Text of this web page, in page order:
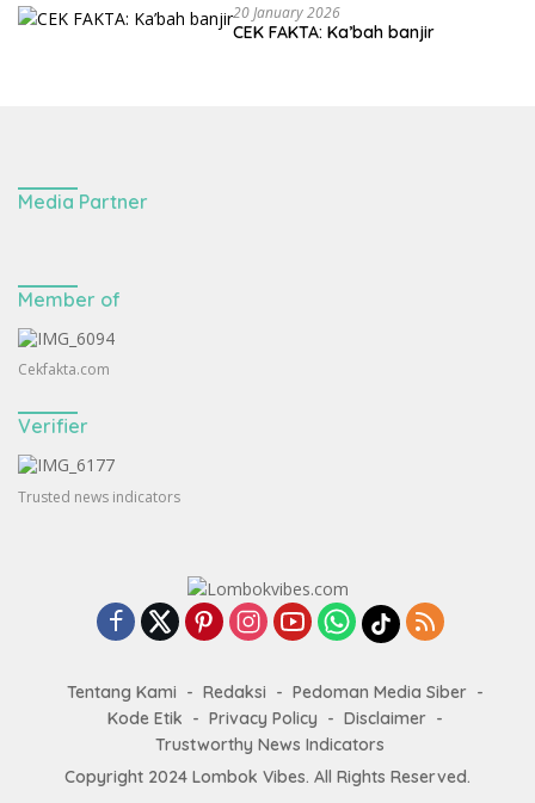
20 January 2026
CEK FAKTA: Ka’bah banjir
Media Partner
Member of
Cekfakta.com
Verifier
Trusted news indicators
Tentang Kami Redaksi
Pedoman Media Siber
Kode Etik
Privacy Policy
Disclaimer
Trustworthy News Indicators
Copyright 2024 Lombok Vibes. All Rights Reserved.